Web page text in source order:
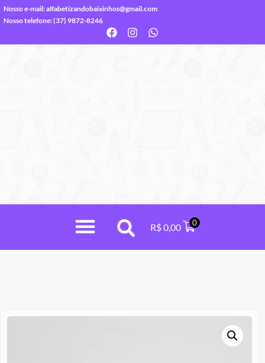
Nosso e-mail:alfabetizandobaixinhos@gmail.com
Nosso telefone: (37) 9872-8246
R$0,00 0